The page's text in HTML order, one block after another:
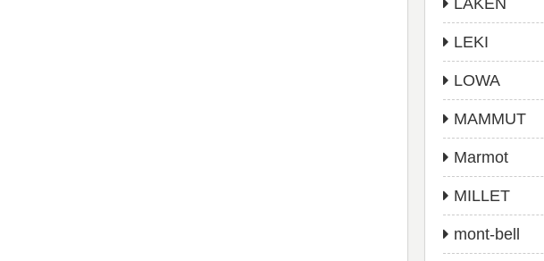
LAKEN
LEKI
LOWA
MAMMUT
Marmot
MILLET
mont-bell